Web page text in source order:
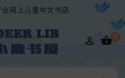
网上儿童中文书店
 0